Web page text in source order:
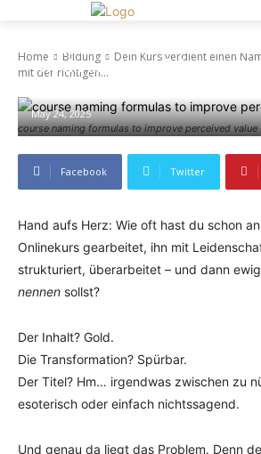
Home Bildung
Dein Kurs verdient einen
mit der richtigen...
course naming formulas to improve perceived value
Dein Kurs verdient einen
Wie du mit der richtigen
sofort mehr Wert vermittelst
May 24, 2025
Facebook Twitter
Hand aufs Herz: Wie oft hast du schon
Onlinekurs gearbeitet, ihn mit
strukturiert, überarbeitet – und dann
nennen sollst?
Der Inhalt? Gold.
Die Transformation? Spürbar.
Der Titel? Hm… irgendwas zwischen zu
esoterisch oder einfach nichtssagend.
Und genau da liegt das Problem. Denn